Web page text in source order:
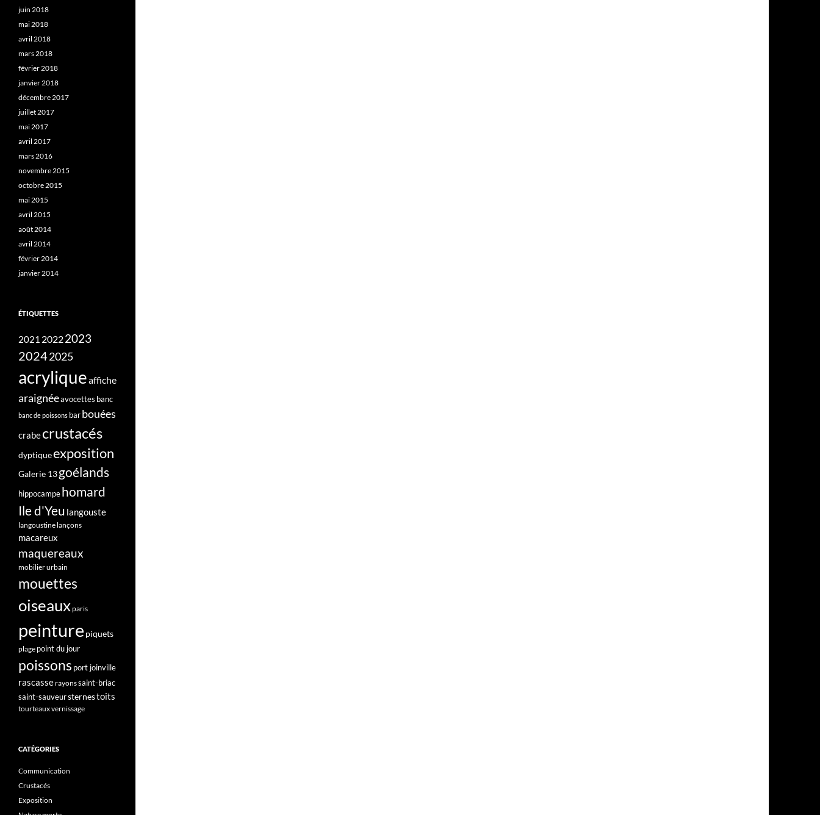
juin 2018
mai 2018
avril 2018
mars 2018
février 2018
janvier 2018
décembre 2017
juillet 2017
mai 2017
avril 2017
mars 2016
novembre 2015
octobre 2015
mai 2015
avril 2015
août 2014
avril 2014
février 2014
janvier 2014
ÉTIQUETTES
2021 20222023
20242025
acryliqueaffiche
araignéeavocettes banc
banc de poissons barbouées
crabecrustacés
dyptiqueexposition
Galerie 13goélands
hippocampehomard
Ile d'Yeu langouste
langoustine lançons
macareux
maquereaux
mobilier urbain
mouettes
oiseauxparis
peinture piquets
plage point du jour
poissons port joinville
rascasserayonssaint-briac
saint-sauveursternestoits
tourteauxvernissage
CATÉGORIES
Communication
Crustacés
Exposition